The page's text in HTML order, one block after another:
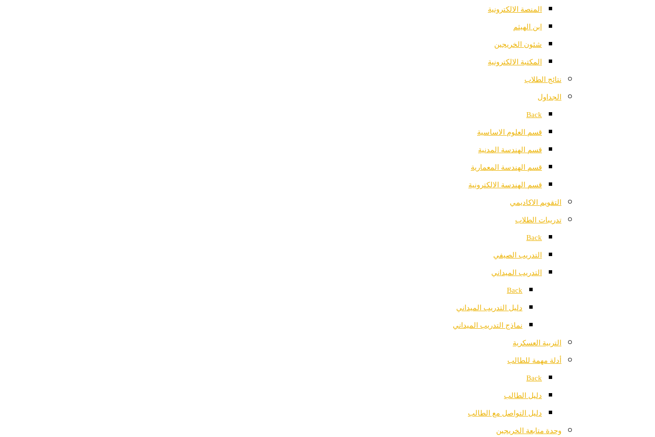
المنصة الالكترونية
ابن الهيثم
شئون الخريجين
المكتبة الالكترونية
نتائج الطلاب
الجداول
Back
قسم العلوم الاساسية
قسم الهندسة المدنية
قسم الهندسة المعمارية
قسم الهندسة الالكترونية
التقويم الاكاديمي
تدريبات الطلاب
Back
التدريب الصيفي
التدريب الميداني
Back
دليل التدريب الميداني
نماذج التدريب الميداني
التربية العسكرية
أدلة مهمة للطالب
Back
دليل الطالب
دليل التواصل مع الطالب
وحدة متابعة الخريجين